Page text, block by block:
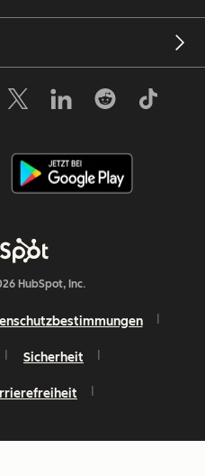
HubSpot, Inc.
Sicherheit